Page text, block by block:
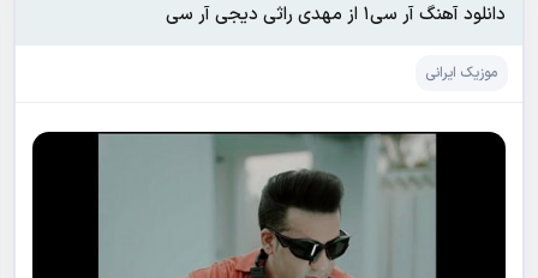
دانلود آهنگ آر سی۱ از مهدی راثی دیجی آر سی
موزیک ایرانی